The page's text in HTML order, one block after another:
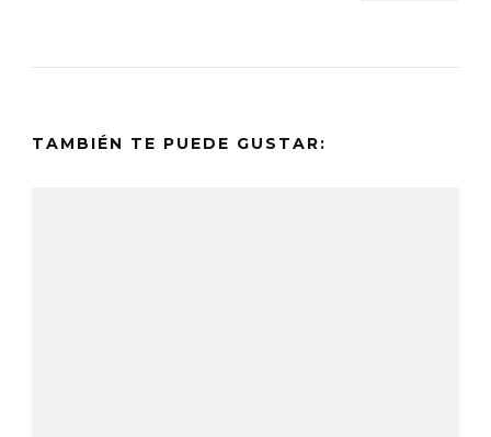
TAMBIÉN TE PUEDE GUSTAR: